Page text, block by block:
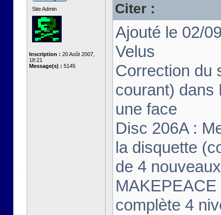
Site Admin
Inscription : 20 Août 2007,
18:21
Message(s) : 5145
Citer :
Ajouté le 02/
Velus
Correction du
courant) dans
une face
Disc 206A :
la disquette
de 4
complète 4